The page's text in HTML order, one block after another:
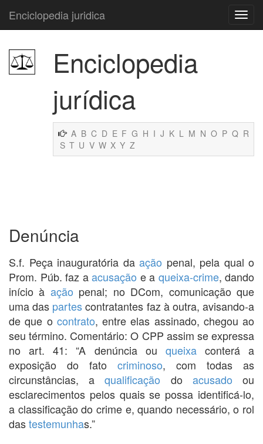
Enciclopedia juridica
Enciclopedia
jurídica
A B C D E F G H I J K L M N O P Q R
S T U V W X Y Z
Denúncia
S.f. Peça inauguratória da ação penal, pela qual o
Prom. Púb. faz aacusação e a queixa-crime, dando
início à ação penal; no DCom, comunicação que
uma das partescontratantes faz à outra, avisando-a
de que o contrato, entre elas assinado, chegou ao
seu término. Comentário: O CPP assim se expressa
no art. 41: “A denúncia ou queixaconterá a
exposição do fato criminoso, com todas as
circunstâncias, aqualificação do acusado ou
esclarecimentos pelos quais se possa identificá-lo,
a classificação do crime e, quando necessário, o rol
dastestemunhas.”